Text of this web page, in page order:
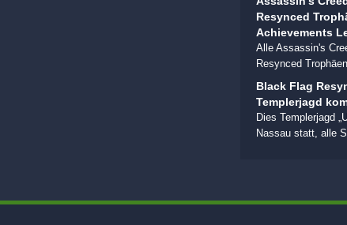
Resynced
Achievements
Alle Assassin's
Resynced
Black Flag
Templerjagd
Dies Templerjagd
Nassau statt, alle